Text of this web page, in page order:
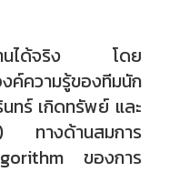
งานได้จริง โดย
ค์ความรู้ของทีมนัก
ทร์ เกิดทรัพย์ และ
างด้านสมการ
ของการ